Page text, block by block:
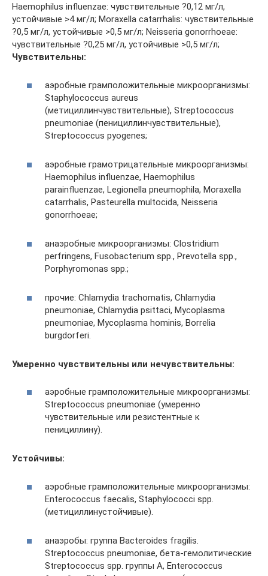
Haemophilus influenzae: чувствительные ?0,12 мг/л,
устойчивые >4 мг/л; Moraxella catarrhalis: чувствительные
?0,5 мг/л, устойчивые >0,5 мг/л; Neisseria gonorrhoeae:
чувствительные ?0,25 мг/л, устойчивые >0,5 мг/л;
Чувствительны:
аэробные грамположительные микроорганизмы:
Staphylococcus aureus
(метициллинчувствительные), Streptococcus
pneumoniae (пенициллинчувствительные),
Streptococcus pyogenes;
аэробные грамотрицательные микроорганизмы:
Haemophilus influenzae, Haemophilus
parainfluenzae, Legionella pneumophila, Moraxella
catarrhalis, Pasteurella multocida, Neisseria
gonorrhoeae;
анаэробные микроорганизмы: Clostridium
perfringens, Fusobacterium spp., Prevotella spp.,
Porphyromonas spp.;
прочие: Chlamydia trachomatis, Chlamydia
pneumoniae, Chlamydia psittaci, Mycoplasma
pneumoniae, Mycoplasma hominis, Borrelia
burgdorferi.
Умеренно чувствительны или нечувствительны:
аэробные грамположительные микроорганизмы:
Streptococcus pneumoniae (умеренно
чувствительные или резистентные к
пенициллину).
Устойчивы:
аэробные грамположительные микроорганизмы:
Enterococcus faecalis, Staphylococci spp.
(метициллинустойчивые).
анаэробы: группа Bacteroides fragilis.
Streptococcus pneumoniae, бета-гемолитические
Streptococcus spp. группы А, Enterococcus